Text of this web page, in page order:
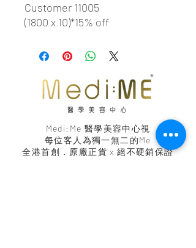
Customer 11005
(1800 x 10)*15% off
Medi:Me 醫學美容中心視
每位客人為獨一無二的Me
全港首創．原廠正貨 x 絕不硬銷保證